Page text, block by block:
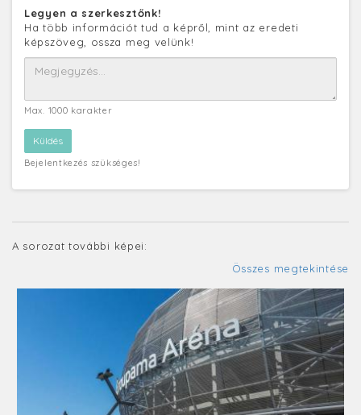
Legyen a szerkesztőnk!
Ha több információt tud a képről, mint az eredeti
képszöveg, ossza meg velünk!
Max. 1000 karakter
Bejelentkezés szükséges!
A sorozat további képei:
Összes megtekintése